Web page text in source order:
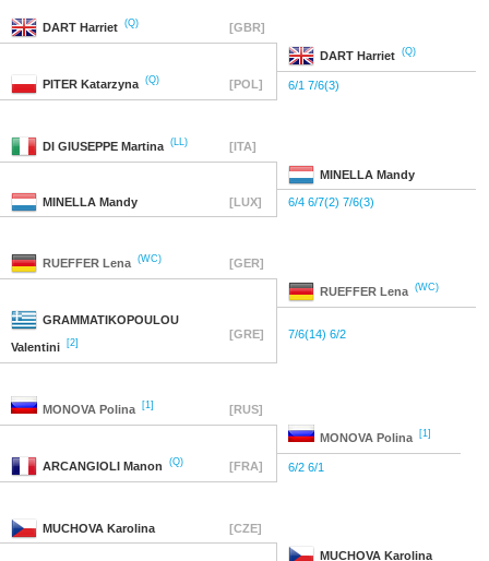
DART Harriet (Q) [GBR]
DART Harriet (Q)
PITER Katarzyna (Q) [POL] 6/1 7/6(3)
DI GIUSEPPE Martina (LL) [ITA]
MINELLA Mandy
MINELLA Mandy [LUX] 6/4 6/7(2) 7/6(3)
RUEFFER Lena (WC) [GER]
RUEFFER Lena (WC)
GRAMMATIKOPOULOU
Valentini [2]
[GRE] 7/6(14) 6/2
MONOVA Polina [1] [RUS]
MONOVA Polina [1]
ARCANGIOLI Manon (Q) [FRA] 6/2 6/1
MUCHOVA Karolina [CZE]
MUCHOVA Karolina